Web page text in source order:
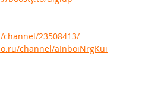
23508413/
channel/aInboiNrgKui